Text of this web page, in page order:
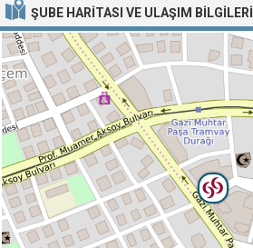
ŞUBE HARITASI VE ULAŞIM BILGILERI